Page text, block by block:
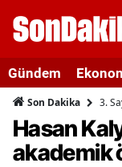
Gündem
Son Dakika 3.
Hasan
akademik